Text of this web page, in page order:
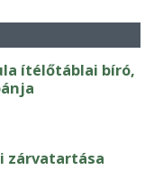
ítélőtáblai bíró,
zárvatartása